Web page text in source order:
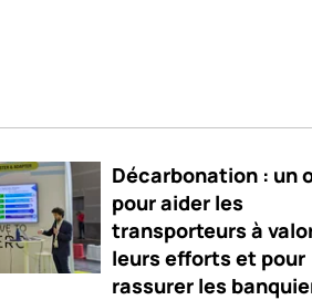
Décarbonation : un
pour aider les
transporteurs à
leurs efforts et pour
rassurer les